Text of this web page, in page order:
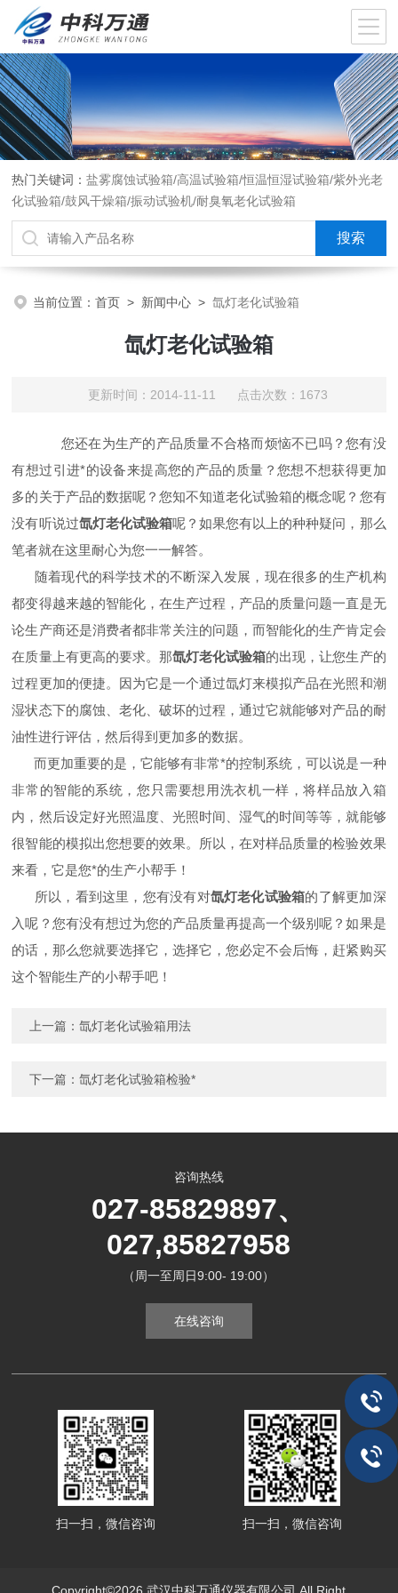
热门关键词：盐雾腐蚀试验箱/高温试验箱/恒温恒湿试验箱/紫外光老
化试验箱/鼓风干燥箱/振动试验机/耐臭氧老化试验箱
当前位置：首页 > 新闻中心 >氙灯老化试验箱
氙灯老化试验箱
更新时间：2014-11-11 点击次数：1673
您还在为生产的产品质量不合格而烦恼不已吗？您有没
有想过引进*的设备来提高您的产品的质量？您想不想获得更加
多的关于产品的数据呢？您知不知道老化试验箱的概念呢？您有
没有听说过氙灯老化试验箱呢？如果您有以上的种种疑问，那么
笔者就在这里耐心为您一一解答。
随着现代的科学技术的不断深入发展，现在很多的生产机构
都变得越来越的智能化，在生产过程，产品的质量问题一直是无
论生产商还是消费者都非常关注的问题，而智能化的生产肯定会
在质量上有更高的要求。那氙灯老化试验箱的出现，让您生产的
过程更加的便捷。因为它是一个通过氙灯来模拟产品在光照和潮
湿状态下的腐蚀、老化、破坏的过程，通过它就能够对产品的耐
油性进行评估，然后得到更加多的数据。
而更加重要的是，它能够有非常*的控制系统，可以说是一种
非常的智能的系统，您只需要想用洗衣机一样，将样品放入箱
内，然后设定好光照温度、光照时间、湿气的时间等等，就能够
很智能的模拟出您想要的效果。所以，在对样品质量的检验效果
来看，它是您*的生产小帮手！
所以，看到这里，您有没有对氙灯老化试验箱的了解更加深
入呢？您有没有想过为您的产品质量再提高一个级别呢？如果是
的话，那么您就要选择它，选择它，您必定不会后悔，赶紧购买
这个智能生产的小帮手吧！
上一篇：氙灯老化试验箱用法
下一篇：氙灯老化试验箱检验*
咨询热线
027-85829897、
027,85827958
（周一至周日9:00- 19:00）
在线咨询
扫一扫，微信咨询 扫一扫，微信咨询